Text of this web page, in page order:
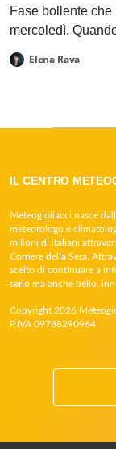
Fase bollente
mercoledì.
Elena Rava
IL CENTRO
Meteogiuliacci nasce
meteorologo e
milioni di italiani
Corriere della Sera.
scelto di continuare a
serio ma anche bello,
Copyright 2026
P.IVA 09788290964